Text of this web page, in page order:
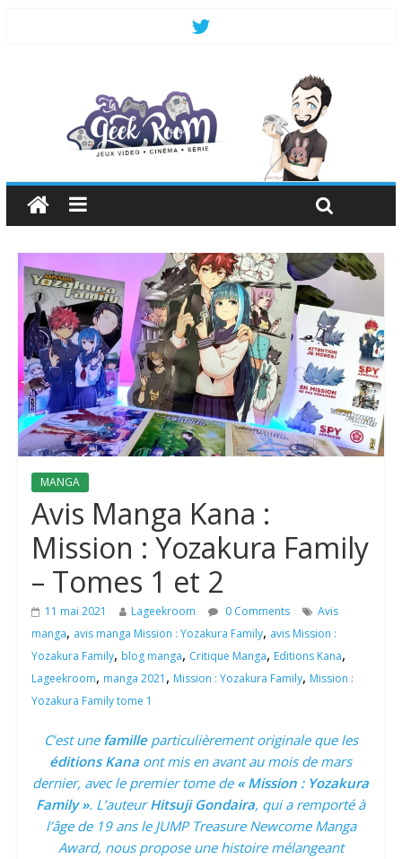
MANGA
Avis Manga Kana :
Mission : Yozakura Family
– Tomes 1 et 2
11 mai 2021 Lageekroom 0 Comments
Avis
manga, avis manga Mission : Yozakura Family, avis Mission :
Yozakura Family, blog manga, Critique Manga, Editions Kana,
Lageekroom, manga 2021 , Mission : Yozakura Family, Mission :
Yozakura Family tome 1
C’est unefamilleparticulièrement originale que les
éditions Kana ont mis en avant au mois de mars
dernier, avec le premier tome de « Mission : Yozakura
Family ». L’auteurHitsuji Gondaira, qui a remporté à
l’âge de 19 ans le JUMP Treasure Newcome Manga
Award, nous propose une histoire mélangeant